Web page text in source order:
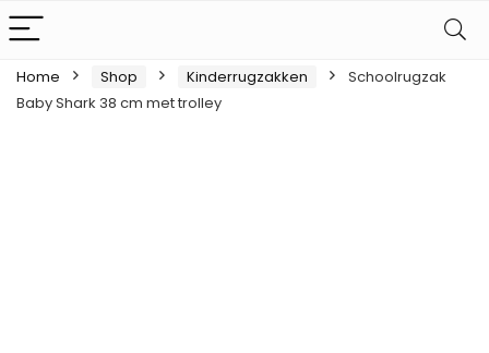
Home Shop Kinderrugzakken
Schoolrugzak
Baby Shark 38 cm met trolley